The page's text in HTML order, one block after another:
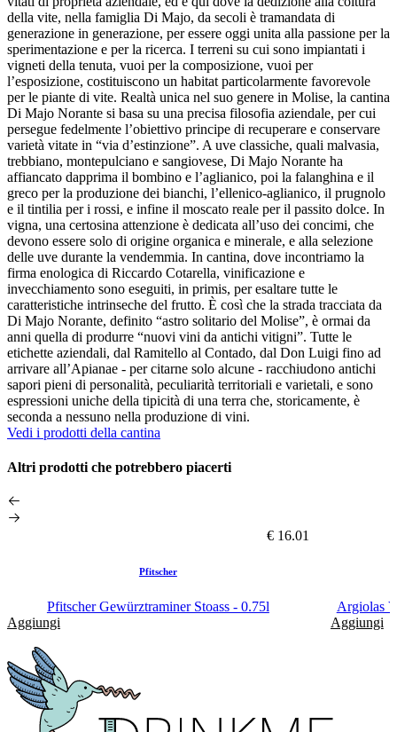
della vite, nella famiglia Di Majo, da secoli è tramandata di
generazione in generazione, per essere oggi unita alla passione per la
sperimentazione e per la ricerca. I terreni su cui sono impiantati i
vigneti della tenuta, vuoi per la composizione, vuoi per
l’esposizione, costituiscono un habitat particolarmente favorevole
per le piante di vite. Realtà unica nel suo genere in Molise, la cantina
Di Majo Norante si basa su una precisa filosofia aziendale, per cui
persegue fedelmente l’obiettivo principe di recuperare e conservare
varietà vitate in “via d’estinzione”. A uve classiche, quali malvasia,
trebbiano, montepulciano e sangiovese, Di Majo Norante ha
affiancato dapprima il bombino e l’aglianico, poi la falanghina e il
greco per la produzione dei bianchi, l’ellenico-aglianico, il prugnolo
e il tintilia per i rossi, e infine il moscato reale per il passito dolce. In
vigna, una certosina attenzione è dedicata all’uso dei concimi, che
devono essere solo di origine organica e minerale, e alla selezione
delle uve durante la vendemmia. In cantina, dove incontriamo la
firma enologica di Riccardo Cotarella, vinificazione e
invecchiamento sono eseguiti, in primis, per esaltare tutte le
caratteristiche intrinseche del frutto. È così che la strada tracciata da
Di Majo Norante, definito “astro solitario del Molise”, è ormai da
anni quella di produrre “nuovi vini da antichi vitigni”. Tutte le
etichette aziendali, dal Ramitello al Contado, dal Don Luigi fino ad
arrivare all’Apianae - per citarne solo alcune - racchiudono antichi
sapori pieni di personalità, peculiarità territoriali e varietali, e sono
espressioni uniche della tipicità di una terra che, storicamente, è
seconda a nessuno nella produzione di vini.
Vedi i prodotti della cantina
Altri prodotti che potrebbero piacerti
€ 16.01
Pfitscher
Pfitscher Gewürztraminer Stoass - 0.75l
Aggiungi
Argiolas
Aggiungi